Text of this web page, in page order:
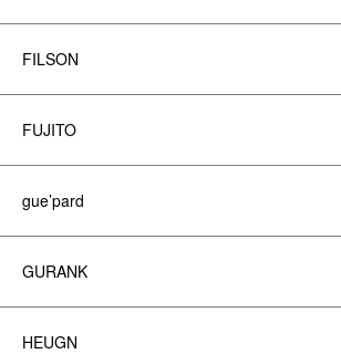
FILSON
FUJITO
gue’pard
GURANK
HEUGN